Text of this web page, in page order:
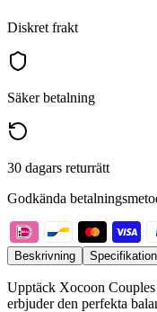
Diskret frakt
Säker betalning
30 dagars returrätt
Godkända
Beskrivning
Upptäck Xocoon
erbjuder den perfekta